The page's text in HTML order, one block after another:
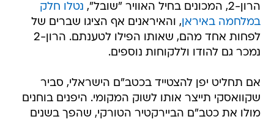
הרון-2, המכונים בחיל האוויר "שובל",
נטלו חלק
במלחמה באיראן, והאיראנים אף הציגו שברים של
לפחות אחד מהם, שאותו הפילו לטענתם. הרון-2
נמכר גם להודו וללקוחות נוספים.
אם תחליט יפן להצטייד בכטב"ם הישראלי, סביר
שקוואסקי תייצר אותו לשוק המקומי. היפנים בוחנים
מולו את כטב"ם הביירקטיר הטורקי, שהפך בשנים